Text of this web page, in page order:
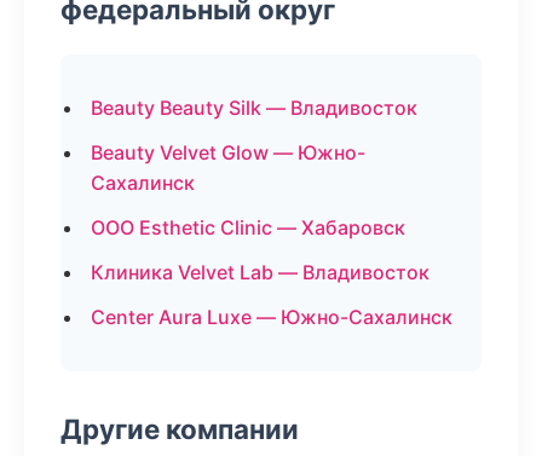
федеральный округ
Beauty Beauty Silk — Владивосток
Beauty Velvet Glow — Южно-
Сахалинск
ООО Esthetic Clinic — Хабаровск
Клиника Velvet Lab — Владивосток
Center Aura Luxe — Южно-Сахалинск
Другие компании